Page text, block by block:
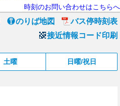
時刻のお問い合わせはこちらへ
のりば地図
バス停時刻表
接近情報コード印刷
土曜 日曜/祝日